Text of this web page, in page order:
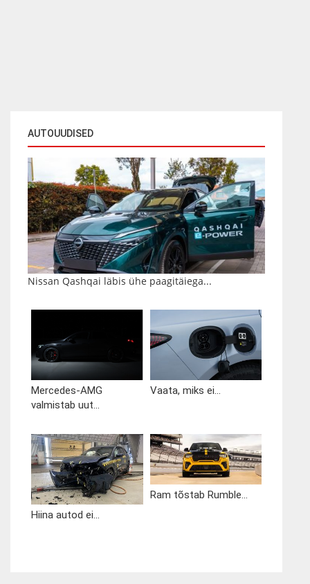
AUTOUUDISED
Nissan Qashqai läbis ühe paagitäiega...
Mercedes-AMG
valmistab uut...
Vaata, miks ei...
Hiina autod ei...
Ram tõstab Rumble...